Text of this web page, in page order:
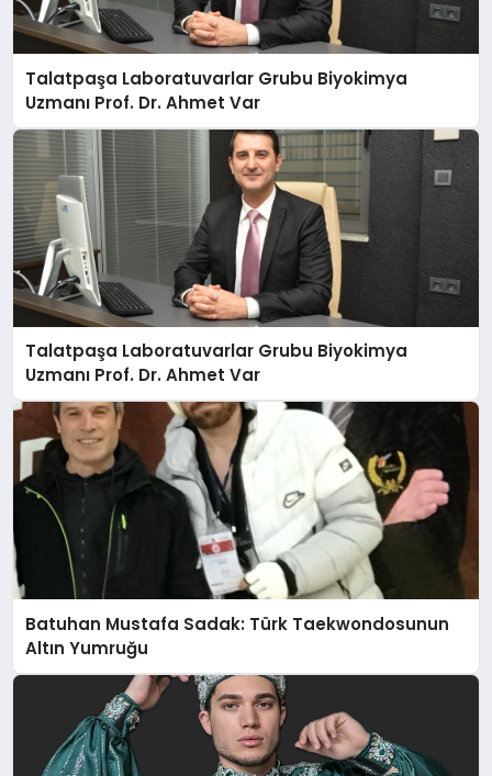
Talatpaşa Laboratuvarlar Grubu Biyokimya
Uzmanı Prof. Dr. Ahmet Var
Talatpaşa Laboratuvarlar Grubu Biyokimya
Uzmanı Prof. Dr. Ahmet Var
Batuhan Mustafa Sadak: Türk Taekwondosunun
Altın Yumruğu